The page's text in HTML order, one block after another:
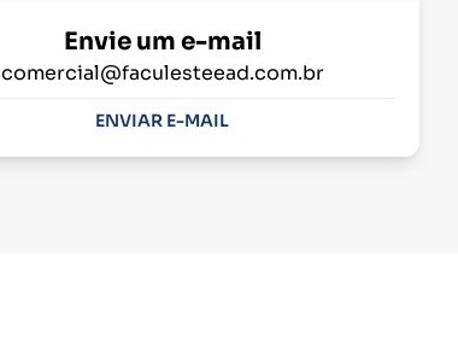
Envie um e-mail
comercial@faculesteead.com.br
ENVIAR E-MAIL